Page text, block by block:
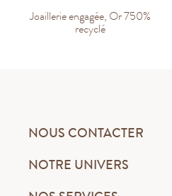
Joaillerie engagée, Or 750%
recyclé
NOUS CONTACTER
NOTRE UNIVERS